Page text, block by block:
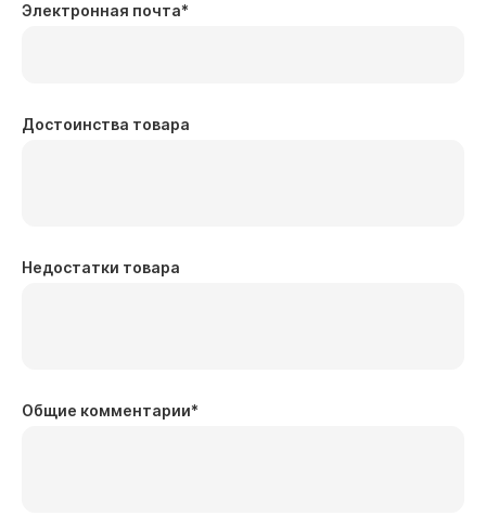
Электронная почта*
Достоинства товара
Недостатки товара
Общие комментарии*